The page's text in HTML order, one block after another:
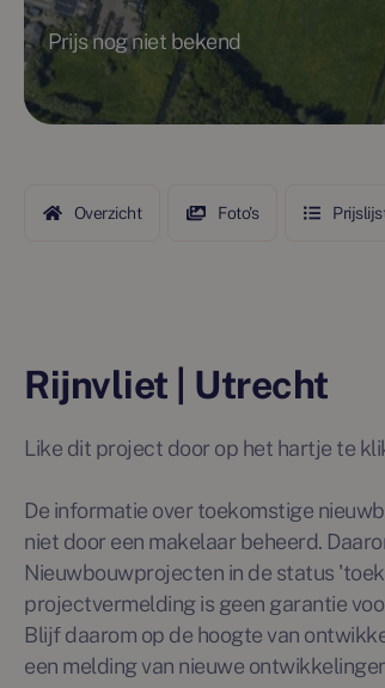
Prijs nog niet bekend
Overzicht Foto's
Rijnvliet | Utrecht
Like dit project door op het hartje te
De informatie over toekomstige
niet door een makelaar beheerd.
Nieuwbouwprojecten in de status
projectvermelding is geen garantie
Blijf daarom op de hoogte van
een melding van nieuwe